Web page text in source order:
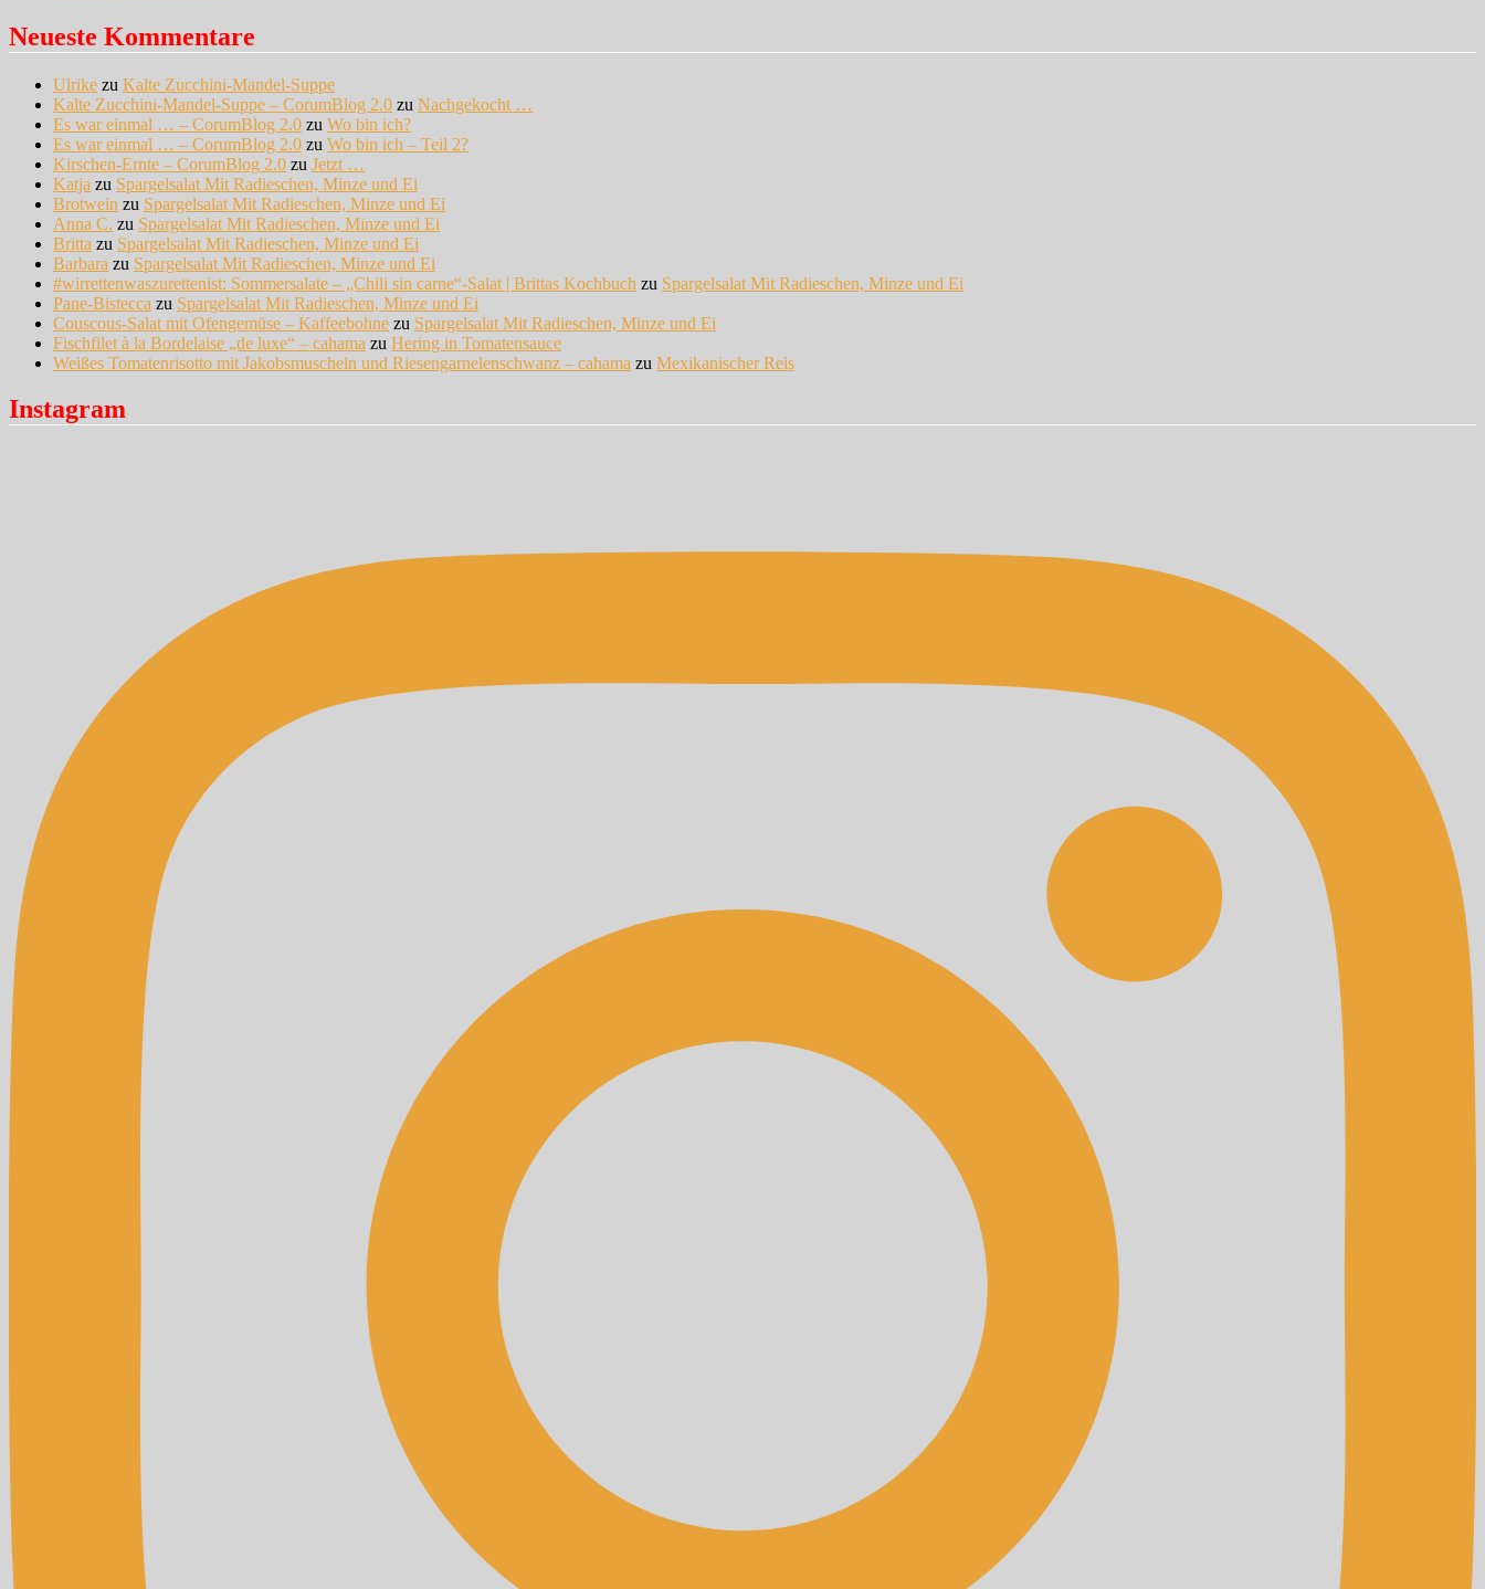
Neueste Kommentare
Ulrike zu Kalte Zucchini-Mandel-Suppe
Kalte Zucchini-Mandel-Suppe – CorumBlog 2.0 zu Nachgekocht …
Es war einmal … – CorumBlog 2.0 zu Wo bin ich?
Es war einmal … – CorumBlog 2.0 zu Wo bin ich – Teil 2?
Kirschen-Ernte – CorumBlog 2.0 zu Jetzt …
Katja zu Spargelsalat Mit Radieschen, Minze und Ei
Brotwein zu Spargelsalat Mit Radieschen, Minze und Ei
Anna C. zu Spargelsalat Mit Radieschen, Minze und Ei
Britta zu Spargelsalat Mit Radieschen, Minze und Ei
Barbara zu Spargelsalat Mit Radieschen, Minze und Ei
#wirrettenwaszurettenist: Sommersalate – „Chili sin carne“-Salat | Brittas Kochbuch zu Spargelsalat Mit Radieschen, Minze und Ei
Pane-Bistecca zu Spargelsalat Mit Radieschen, Minze und Ei
Couscous-Salat mit Ofengemüse – Kaffeebohne zu Spargelsalat Mit Radieschen, Minze und Ei
Fischfilet à la Bordelaise „de luxe“ – cahama zu Hering in Tomatensauce
Weißes Tomatenrisotto mit Jakobsmuscheln und Riesengarnelenschwanz – cahama zu Mexikanischer Reis
Instagram